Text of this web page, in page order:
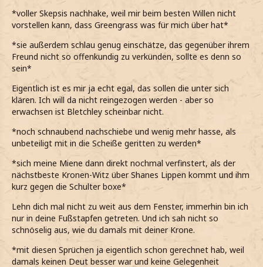
*voller Skepsis nachhake, weil mir beim besten Willen nicht
vorstellen kann, dass Greengrass was für mich über hat*
*sie außerdem schlau genug einschätze, das gegenüber ihrem
Freund nicht so offenkundig zu verkünden, sollte es denn so
sein*
Eigentlich ist es mir ja echt egal, das sollen die unter sich
klären. Ich will da nicht reingezogen werden - aber so
erwachsen ist Bletchley scheinbar nicht.
*noch schnaubend nachschiebe und wenig mehr hasse, als
unbeteiligt mit in die Scheiße geritten zu werden*
*sich meine Miene dann direkt nochmal verfinstert, als der
nächstbeste Kronen-Witz über Shanes Lippen kommt und ihm
kurz gegen die Schulter boxe*
Lehn dich mal nicht zu weit aus dem Fenster, immerhin bin ich
nur in deine Fußstapfen getreten. Und ich sah nicht so
schnöselig aus, wie du damals mit deiner Krone.
*mit diesen Sprüchen ja eigentlich schon gerechnet hab, weil
damals keinen Deut besser war und keine Gelegenheit